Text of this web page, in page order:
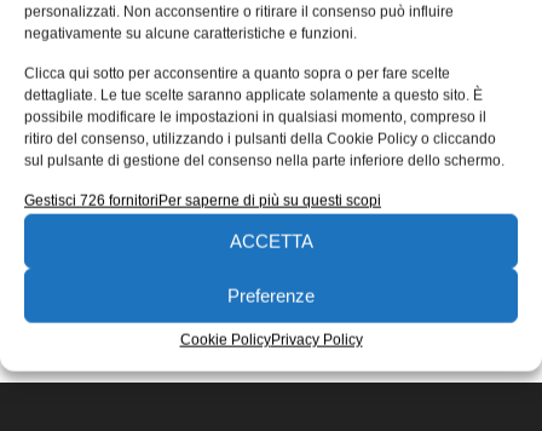
personalizzati. Non acconsentire o ritirare il consenso può influire
negativamente su alcune caratteristiche e funzioni.
Clicca qui sotto per acconsentire a quanto sopra o per fare scelte
dettagliate. Le tue scelte saranno applicate solamente a questo sito. È
possibile modificare le impostazioni in qualsiasi momento, compreso il
ritiro del consenso, utilizzando i pulsanti della Cookie Policy o cliccando
sul pulsante di gestione del consenso nella parte inferiore dello schermo.
Gestisci 726 fornitoriPer saperne di più su questi scopi
ACCETTA
Preferenze
Cookie PolicyPrivacy Policy
strutturati
EDICOLA WEB
ISCRIVITI ALLA NEWSLETTER